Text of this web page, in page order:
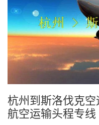
杭州到斯洛伐克
航空运输头程专线